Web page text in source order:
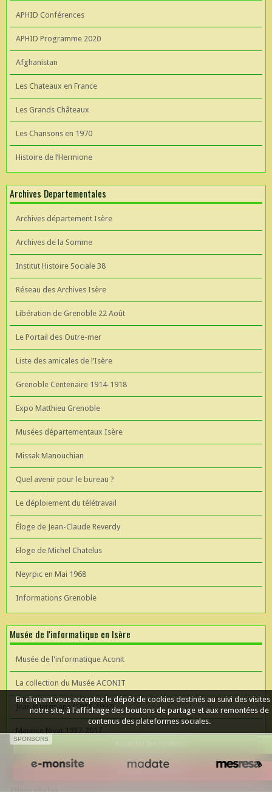
APHID Conférences
APHID Programme 2020
Afghanistan
Les Chateaux en France
Les Grands Châteaux
Les Chansons en 1970
Histoire de l’Hermione
Archives Departementales
Archives département Isère
Archives de la Somme
Institut Histoire Sociale 38
Réseau des Archives Isère
Libération de Grenoble 22 Août
Le Portail des Outre-mer
Liste des amicales de l’Isère
Grenoble Centenaire 1914-1918
Expo Matthieu Grenoble
Musées départementaux Isère
Missak Manouchian
Quel avenir pour le bureau ?
Le déploiement du télétravail
Éloge de Jean-Claude Reverdy
Eloge de Michel Chatelus
Neyrpic en Mai 1968
Informations Grenoble
Musée de l'informatique en Isère
Musée de l'informatique Aconit
La collection du Musée ACONIT
Jean Kuntzmann (1912-1992)
Maurice Nivat 1937-2017
SPONSORS
En cliquant vous acceptez le dépôt de cookies destinés au suivi des visites
notre site, à l'affichage des boutons de partage et aux remontées de
contenus des plateformes sociales.
Refuser les cookies